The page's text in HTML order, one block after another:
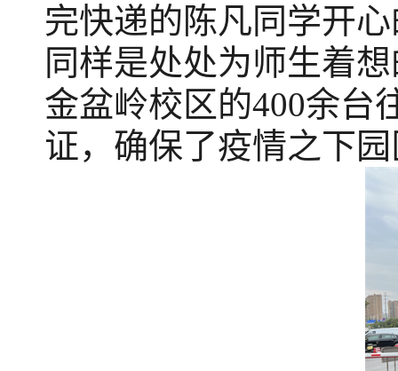
完快递的陈凡同学开
同样是处处为师生着
金盆岭校区的400余台
证，确保了疫情之下